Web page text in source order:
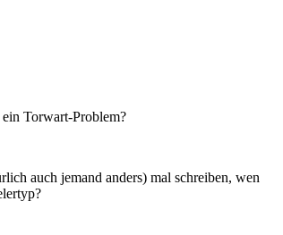
Torwart-Problem?
auch jemand anders) mal schreiben, wen